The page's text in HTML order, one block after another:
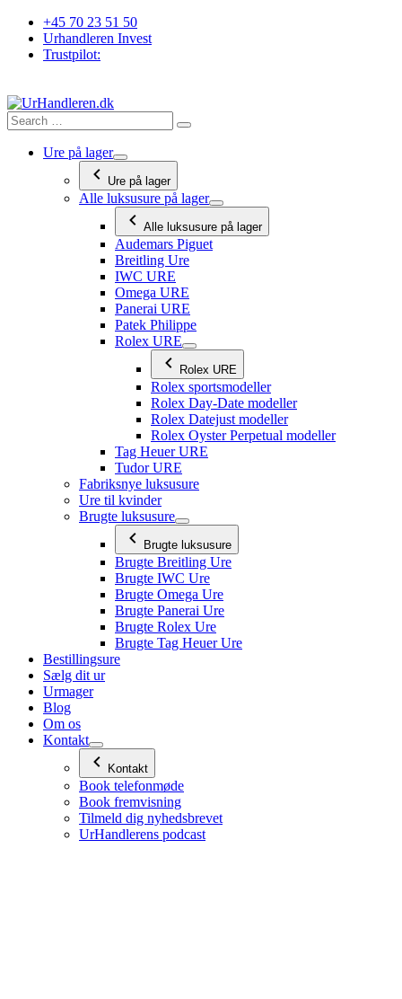
Videre
indhold
+45 70 23 51 50
Urhandleren Invest
Trustpilot:
Ure på lager
Ure på lager
Alle luksusure på lager
Alle luksusure på lager
Audemars Piguet
Breitling Ure
IWC URE
Omega URE
Panerai URE
Patek Philippe
Rolex URE
Rolex URE
Rolex sportsmodeller
Rolex Day-Date modeller
Rolex Datejust modeller
Rolex Oyster Perpetual modeller
Tag Heuer URE
Tudor URE
Fabriksnye luksusure
Ure til kvinder
Brugte luksusure
Brugte luksusure
Brugte Breitling Ure
Brugte IWC Ure
Brugte Omega Ure
Brugte Panerai Ure
Brugte Rolex Ure
Brugte Tag Heuer Ure
Bestillingsure
Sælg dit ur
Urmager
Blog
Om os
Kontakt
Kontakt
Book telefonmøde
Book fremvisning
Tilmeld dig nyhedsbrevet
UrHandlerens podcast